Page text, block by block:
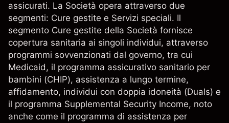
assicurati. La Società opera attraverso due
segmenti: Cure gestite e Servizi speciali. Il
segmento Cure gestite della Società fornisce
copertura sanitaria ai singoli individui, attraverso
programmi sovvenzionati dal governo, tra cui
Medicaid, il programma assicurativo sanitario per
bambini (CHIP), assistenza a lungo termine,
affidamento, individui con doppia idoneità (Duals) e
il programma Supplemental Security Income, noto
anche come il programma di assistenza per